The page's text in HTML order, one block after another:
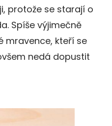
protože se starají o
Spíše výjimečně
mravence, kteří se
nedá dopustit